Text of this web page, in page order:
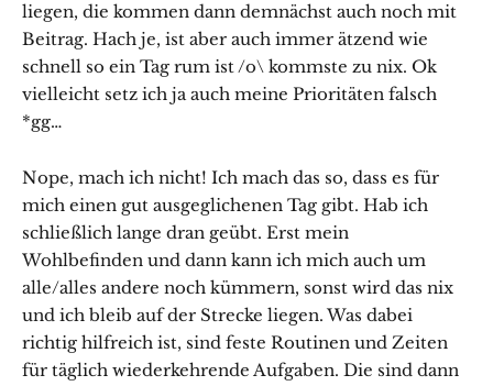
liegen, die kommen dann demnächst auch noch mit
Beitrag. Hach je, ist aber auch immer ätzend wie
schnell so ein Tag rum ist /o\ kommste zu nix. Ok
vielleicht setz ich ja auch meine Prioritäten falsch
*gg…
Nope, mach ich nicht! Ich mach das so, dass es für
mich einen gut ausgeglichenen Tag gibt. Hab ich
schließlich lange dran geübt. Erst mein
Wohlbefinden und dann kann ich mich auch um
alle/alles andere noch kümmern, sonst wird das nix
und ich bleib auf der Strecke liegen. Was dabei
richtig hilfreich ist, sind feste Routinen und Zeiten
für täglich wiederkehrende Aufgaben. Die sind dann